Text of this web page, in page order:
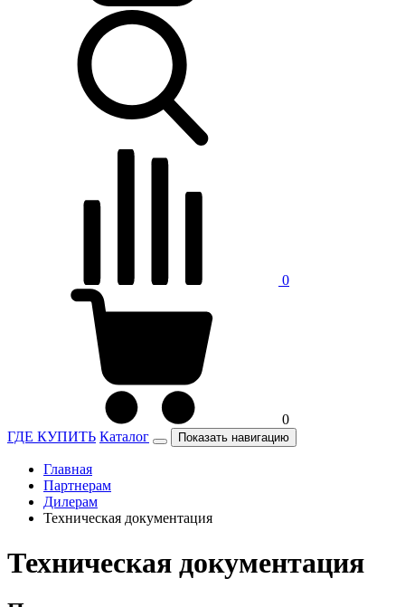
0
0
ГДЕ КУПИТЬ Каталог Показать навигацию
Главная
Партнерам
Дилерам
Техническая документация
Техническая документация